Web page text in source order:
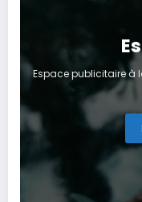
Espace publicitaire à